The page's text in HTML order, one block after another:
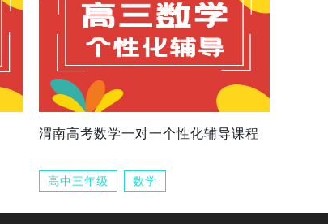
渭南高考数学一对一个性化辅导课程
高中三年级 数学